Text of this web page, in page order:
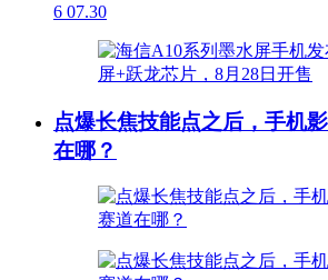
6 07.30
点爆长焦技能点之后，手机
在哪？